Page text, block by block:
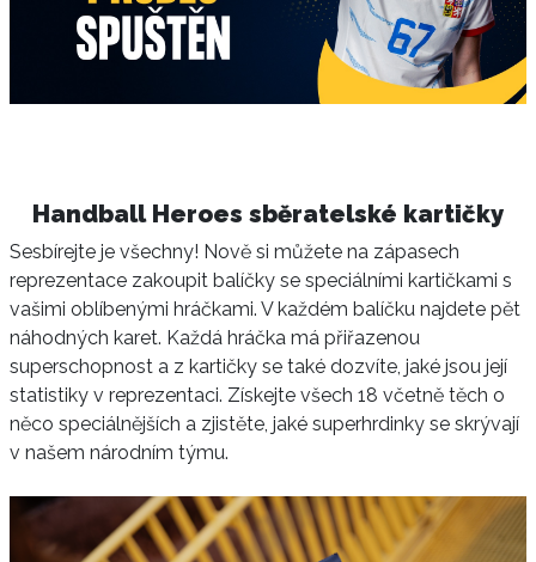
Handball Heroes sběratelské kartičky
Sesbírejte je všechny! Nově si můžete na zápasech
reprezentace zakoupit balíčky se speciálními kartičkami s
vašimi oblíbenými hráčkami. V každém balíčku najdete pět
náhodných karet. Každá hráčka má přiřazenou
superschopnost a z kartičky se také dozvíte, jaké jsou její
statistiky v reprezentaci. Získejte všech 18 včetně těch o
něco speciálnějších a zjistěte, jaké superhrdinky se skrývají
v našem národním týmu.